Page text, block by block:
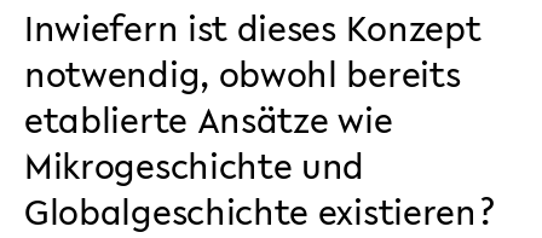
Inwiefern ist dieses Konzept
notwendig, obwohl bereits
etablierte Ansätze wie
Mikrogeschichte und
Globalgeschichte existieren?